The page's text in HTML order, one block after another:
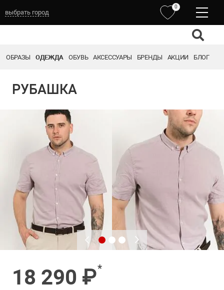
выбрать город
0
ОБРАЗЫ ОДЕЖДА ОБУВЬ АКСЕССУАРЫ БРЕНДЫ АКЦИИ БЛОГ
РУБАШКА
18 290 ₽*